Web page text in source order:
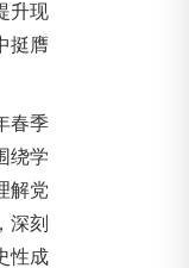
升现
挺膺
春季
绕学
解党
深刻
性成